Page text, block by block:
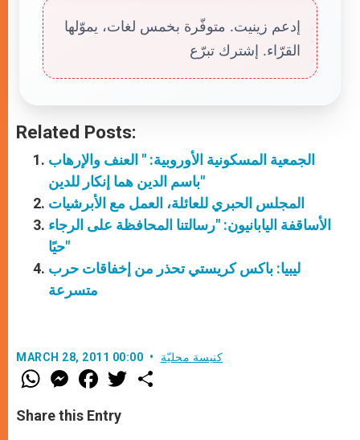
إدعم زينيت. متوفّرة بخمس لغات، يموّلها
القرّاء. إشترك تبرّع
Related Posts:
الجمعية المسكونية الأوروبية: " العنف والإرهاب
باسم الدين هما إنكار للدين"
المجلس الحبري للعائلة، العمل مع الأبرشيات
الأساقفة اليابانيون: "رسالتنا المحافظة على الرجاء
حيًا"
ليبيا: باكس كريستي تحذر من إخفاقات حرب
متسرعة
MARCH 28, 2011 00:00 كنيسة محليّة
W
h
t
s
M
e
s
e
F
a
e
b
w
Share this Entry